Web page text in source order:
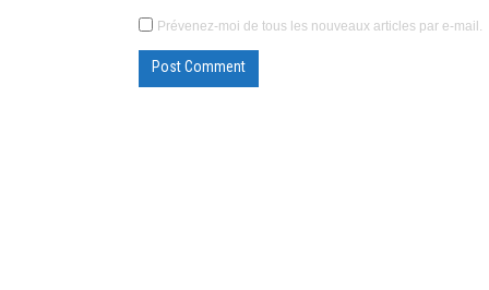
Prévenez-moi de tous les nouveaux articles par e-mail.